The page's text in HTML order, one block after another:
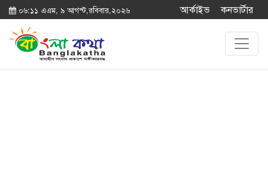
০৬:১১ এএম, ৯ আগস্ট,রবিবার,২০২৬ আর্কাইভ কনভার্টার